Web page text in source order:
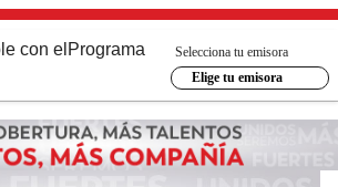
con el Programa
Selecciona tu emisora
Elige tu emisora